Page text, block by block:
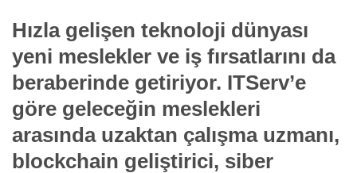
Hızla gelişen teknoloji dünyası
yeni meslekler ve iş fırsatlarını da
beraberinde getiriyor. ITServ’e
göre geleceğin meslekleri
arasında uzaktan çalışma uzmanı,
blockchain geliştirici, siber